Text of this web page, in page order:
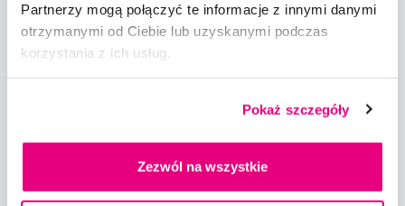
Partnerzy mogą połączyć te informacje z innymi danymi
otrzymanymi od Ciebie lub uzyskanymi podczas
korzystania z ich usług.
Pokaż szczegóły
Zezwól na wszystkie
Wszystko o zakupach
Warunki handlowe
Sposoby dostawy
Warto spróbować
Marki